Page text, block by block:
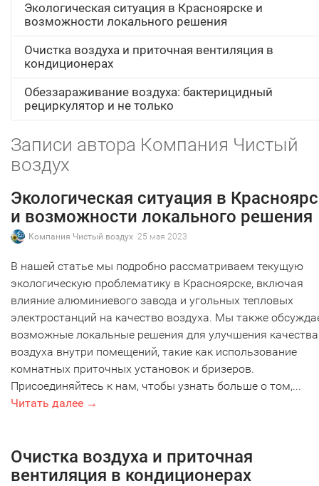
Экологическая ситуация в Красноярске и
возможности локального решения
Очистка воздуха и приточная вентиляция в
кондиционерах
Обеззараживание воздуха: бактерицидный
рециркулятор и не только
Записи автора Компания Чистый
воздух
Экологическая ситуация в
и возможности локального решения
Компания Чистый воздух 25 мая 2023
В нашей статье мы подробно рассматриваем текущую
экологическую проблематику в Красноярске, включая
влияние алюминиевого завода и угольных тепловых
электростанций на качество воздуха. Мы также
возможные локальные решения для улучшения качества
воздуха внутри помещений, такие как использование
комнатных приточных установок и бризеров.
Присоединяйтесь к нам, чтобы узнать больше о том,...
Читать далее →
Очистка воздуха и приточная
вентиляция в кондиционерах